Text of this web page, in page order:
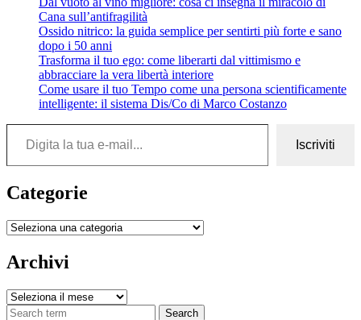
Cana sull’antifragilità
Ossido nitrico: la guida semplice per sentirti più forte e sano
dopo i 50 anni
Trasforma il tuo ego: come liberarti dal vittimismo e
abbracciare la vera libertà interiore
Come usare il tuo Tempo come una persona scientificamente
intelligente: il sistema Dis/Co di Marco Costanzo
Digita la tua e-mail...
Iscriviti
Categorie
Categorie
Archivi
Archivi
Search